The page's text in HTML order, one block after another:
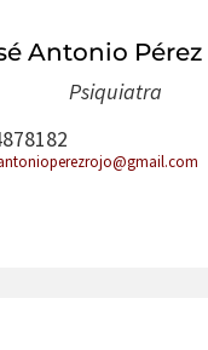
Antonio Pérez
Psiquiatra